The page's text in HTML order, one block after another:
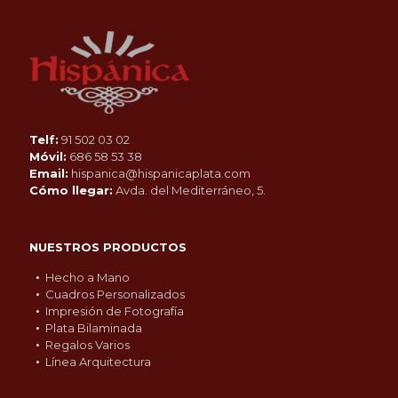
Telf: 91 502 03 02
Móvil: 686 58 53 38
Email: hispanica@hispanicaplata.com
Cómo llegar: Avda. del Mediterráneo, 5.
NUESTROS PRODUCTOS
Hecho a Mano
Cuadros Personalizados
Impresión de Fotografía
Plata Bilaminada
Regalos Varios
Línea Arquitectura